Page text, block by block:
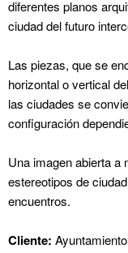
diferentes planos
ciudad del futuro
Las piezas, que se
horizontal o vertical
las ciudades se
configuración
Una imagen abierta a
estereotipos de
encuentros.
Cliente: